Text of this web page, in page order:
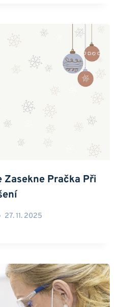
Zasekne Pračka Při
27. 11. 2025